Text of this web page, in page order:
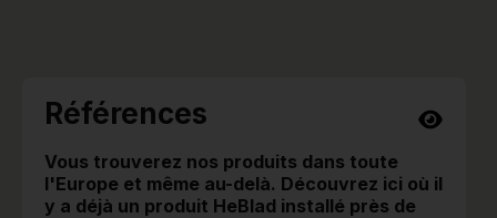
Références
Vous trouverez nos produits dans toute
l'Europe et même au-delà. Découvrez ici où il
y a déjà un produit HeBlad installé près de